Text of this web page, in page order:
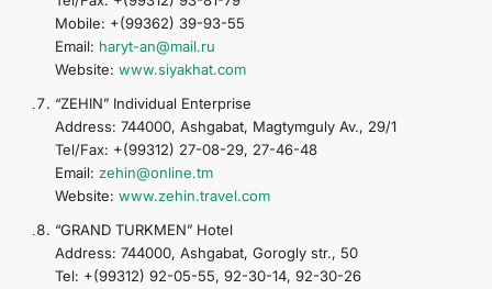
Mobile: +(99362) 39-93-55
Email: haryt-an@mail.ru
Website: www.siyakhat.com
“ZEHIN” Individual Enterprise
Address: 744000, Ashgabat, Magtymguly Av., 29/1
Tel/Fax: +(99312) 27-08-29, 27-46-48
Email: zehin@online.tm
Website: www.zehin.travel.com
“GRAND TURKMEN” Hotel
Address: 744000, Ashgabat, Gorogly str., 50
Tel: +(99312) 92-05-55, 92-30-14, 92-30-26